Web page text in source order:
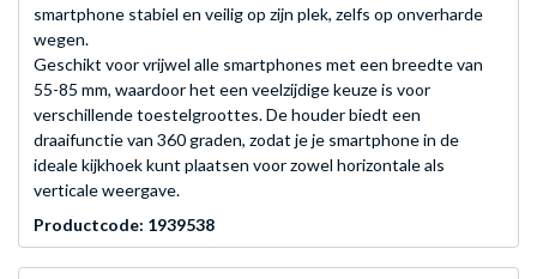
smartphone stabiel en veilig op zijn plek, zelfs op onverharde
wegen.
Geschikt voor vrijwel alle smartphones met een breedte van
55-85 mm, waardoor het een veelzijdige keuze is voor
verschillende toestelgroottes. De houder biedt een
draaifunctie van 360 graden, zodat je je smartphone in de
ideale kijkhoek kunt plaatsen voor zowel horizontale als
verticale weergave.
Productcode: 1939538